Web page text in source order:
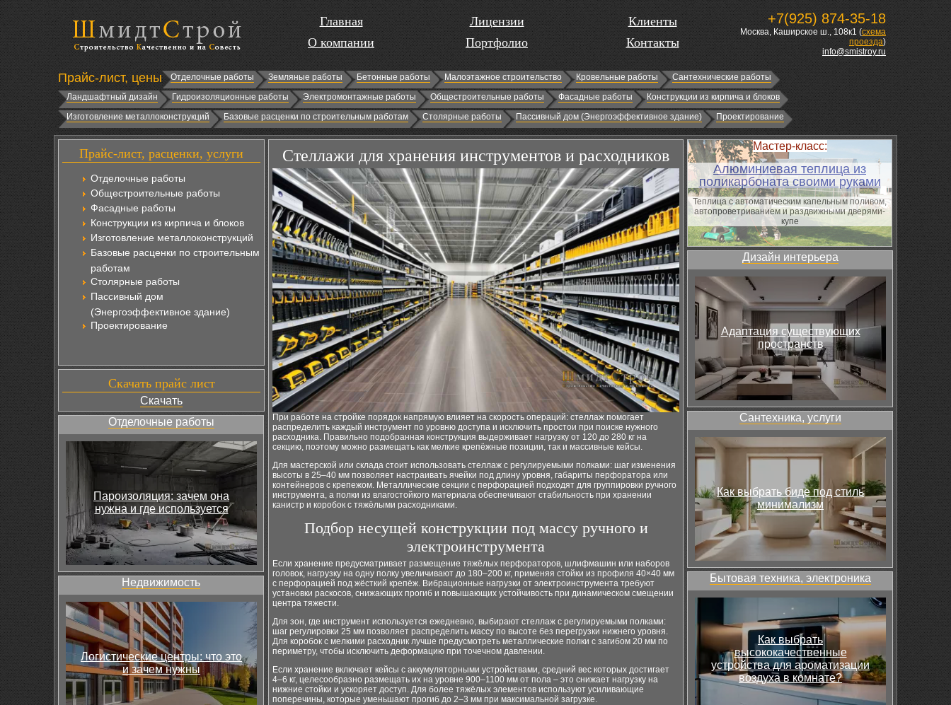
Главная
О компании
Лицензии
Портфолио
Клиенты
Контакты
+7(925) 874-35-18
Москва, Каширское ш., 108к1 (схема
проезда)
info@smistroy.ru
Прайс-лист, цены Отделочные работы Земляные работы Бетонные работы Малоэтажное строительство Кровельные работы
Сантехнические работы
Ландшафтный дизайн
Гидроизоляционные работы Электромонтажные работы Общестроительные работы Фасадные работы
Конструкции из кирпича и блоков
Изготовление металлоконструкций
Базовые расценки по строительным работам Столярные работы Пассивный дом (Энергоэффективное здание) Проектирование
Прайс-лист, расценки, услуги
Отделочные работы
Общестроительные работы
Фасадные работы
Конструкции из кирпича и блоков
Изготовление металлоконструкций
Базовые расценки по строительным
работам
Столярные работы
Пассивный дом
(Энергоэффективное здание)
Проектирование
Скачать прайс лист
Скачать
Отделочные работы
Пароизоляция: зачем она
нужна и где используется
Недвижимость
Логистические центры: что это
и зачем нужны
Стеллажи для хранения инструментов и расходников
При работе на стройке порядок напрямую влияет на скорость операций: стеллаж помогает
распределить каждый инструмент по уровню доступа и исключить простои при поиске нужного
расходника. Правильно подобранная конструкция выдерживает нагрузку от 120 до 280 кг на
секцию, поэтому можно размещать как мелкие крепёжные позиции, так и массивные кейсы.
Для мастерской или склада стоит использовать стеллаж с регулируемыми полками: шаг изменения
высоты в 25–40 мм позволяет настраивать ячейки под длину уровня, габариты перфоратора или
контейнеров с крепежом. Металлические секции с перфорацией подходят для группировки ручного
инструмента, а полки из влагостойкого материала обеспечивают стабильность при хранении
канистр и коробок с тяжёлыми расходниками.
Подбор несущей конструкции под массу ручного и
электроинструмента
Если хранение предусматривает размещение тяжёлых перфораторов, шлифмашин или наборов
головок, нагрузку на одну полку увеличивают до 180–200 кг, применяя стойки из профиля 40×40 мм
с перфорацией под жёсткий крепёж. Вибрационные нагрузки от электроинструмента требуют
установки раскосов, снижающих прогиб и повышающих устойчивость при динамическом смещении
центра тяжести.
Для зон, где инструмент используется ежедневно, выбирают стеллаж с регулируемыми полками:
шаг регулировки 25 мм позволяет распределить массу по высоте без перегрузки нижнего уровня.
Для коробок с мелкими расходник лучше предусмотреть металлические полки с загибом 20 мм по
периметру, чтобы исключить деформацию при точечном давлении.
Если хранение включает кейсы с аккумуляторными устройствами, средний вес которых достигает
4–6 кг, целесообразно размещать их на уровне 900–1100 мм от пола – это снижает нагрузку на
нижние стойки и ускоряет доступ. Для более тяжёлых элементов используют усиливающие
поперечины, которые уменьшают прогиб до 2–3 мм при максимальной загрузке.
Мастер-класс:
Алюминиевая теплица из
поликарбоната своими руками
Теплица с автоматическим капельным поливом,
автопроветриванием и раздвижными дверями-
купе
Дизайн интерьера
Адаптация существующих
пространств
Сантехника, услуги
Как выбрать биде под стиль
минимализм
Бытовая техника, электроника
Как выбрать
высококачественные
устройства для ароматизации
воздуха в комнате?